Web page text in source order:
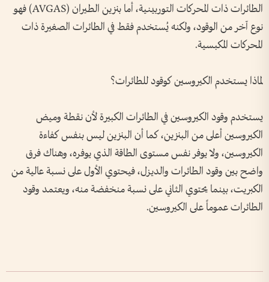
الطائرات ذات المحركات التوربينية، أما بنزين الطيران (AVGAS) فهو
نوع آخر من الوقود، ولكنه يُستخدم فقط في الطائرات الصغيرة ذات
المحركات المكبسية.
لماذا يستخدم الكيروسين كوقود للطائرات؟
يستخدم وقود الكيروسين في الطائرات الكبيرة لأن نقطة وميض
الكيروسين أعلى من البنزين، كما أن البنزين ليس بنفس كفاءة
الكيروسين، ولا يوفر نفس مستوى الطاقة الذي يوفره، وهناك فرق
واضح بين وقود الطائرات والديزل، فيحتوي الأول على نسبة عالية من
الكبريت، بينما يحتوي الثاني على نسبة منخفضة منه، ويعتمد وقود
الطائرات عموماً على الكيروسين.